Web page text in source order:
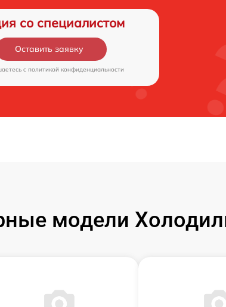
со специалистом
Оставить заявку
c политикой конфиденциальности
модели